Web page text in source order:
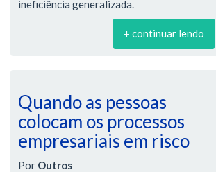
ineficiência generalizada.
+ continuar lendo
Quando as pessoas
colocam os processos
empresariais em risco
Por Outros